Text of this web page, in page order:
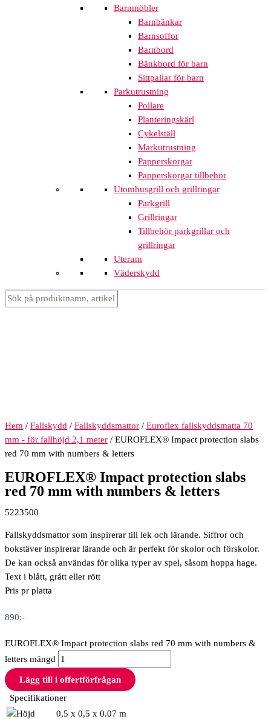
Barnmöbler
Barnbänkar
Barnsoffor
Barnbord
Bänkbord för barn
Sittpallar för barn
Parkutrustning
Pollare
Planteringskärl
Cykelställ
Markutrustning
Papperskorgar
Papperskorgar tillbehör
Utomhusgrill och grillringar
Parkgrill
Grillringar
Tillbehör parkgrillar och
grillringar
Uterum
Väderskydd
Hem / Fallskydd / Fallskyddsmattor / Euroflex fallskyddsmatta 70
mm - för fallhöjd 2,1 meter / EUROFLEX® Impact protection slabs
red 70 mm with numbers & letters
EUROFLEX® Impact protection slabs
red 70 mm with numbers & letters
5223500
Fallskyddsmattor som inspirerar till lek och lärande. Siffror och
bokstäver inspirerar lärande och är perfekt för skolor och förskolor.
De kan också användas för olika typer av spel, såsom hoppa hage.
Text i blått, grått eller rött
Pris pr platta
890:-
EUROFLEX® Impact protection slabs red 70 mm with numbers &
letters mängd
Lägg till i offertförfrågan
Specifikationer
0,5 x 0,5 x 0.07 m